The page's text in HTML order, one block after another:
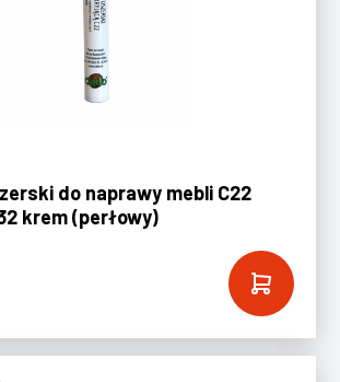
do naprawy mebli C22
krem (perłowy)